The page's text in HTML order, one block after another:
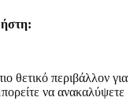
θετικό περιβάλλον για
να ανακαλύψετε